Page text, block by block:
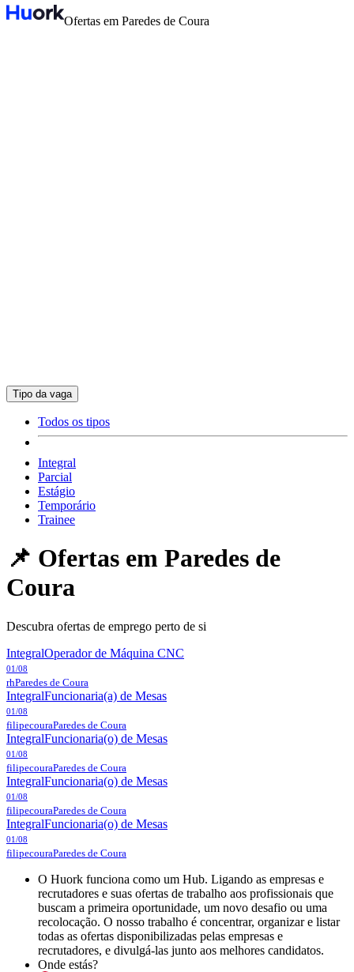
Ofertas em Paredes de Coura
Tipo da vaga
Todos os tipos
Integral
Parcial
Estágio
Temporário
Trainee
📌 Ofertas em Paredes de
Coura
Descubra ofertas de emprego perto de si
IntegralOperador de Máquina CNC
01/08
rhParedes de Coura
IntegralFuncionaria(a) de Mesas
01/08
filipecouraParedes de Coura
IntegralFuncionaria(o) de Mesas
01/08
filipecouraParedes de Coura
IntegralFuncionaria(o) de Mesas
01/08
filipecouraParedes de Coura
IntegralFuncionaria(o) de Mesas
01/08
filipecouraParedes de Coura
O Huork funciona como um Hub. Ligando as empresas e
recrutadores e suas ofertas de trabalho aos profissionais que
buscam a primeira oportunidade, um novo desafio ou uma
recolocação. O nosso trabalho é concentrar, organizar e listar
todas as ofertas disponibilizadas pelas empresas e
recrutadores, e divulgá-las junto aos melhores candidatos.
Onde estás?